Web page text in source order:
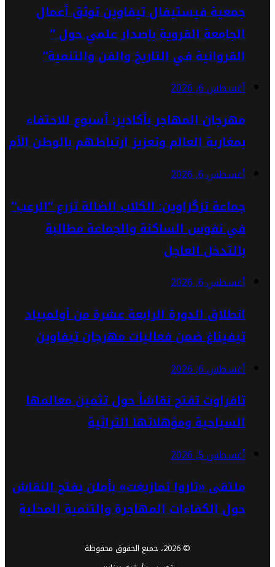
جمعية فيستيفال تيفاوين توثق أعمال
الجامعة القروية بإصدار علمي حول ”
القروانية في التاريخ والفن والتنمية”
أغسطس 6, 2026
مهرجان المهاجر بأكادير: أسبوع للاحتفاء
بمغاربة العالم وتعزيز ارتباطهم بالوطن الأم
أغسطس 6, 2026
جماعة تزگزاوين: الكلاب الضالة تزرع “الرعب”
في نفوس الساكنة والجماعة مطالبة
بالتدخل العاجل
أغسطس 6, 2026
انطلاق الدورة الرابعة عشرة من أولمبياد
تيفيناغ ضمن فعاليات مهرجان تيفاوين
أغسطس 6, 2026
تافراوت تفتح نقاشاً حول تثمين معالمها
السياحية ومؤهلاتها التراثية
أغسطس 5, 2026
ملتقى «تاروا تمازيغت» بأملن يفتح النقاش
حول الكفاءات المهاجرة والتنمية المحلية
© 2026، جميع الحقوق محفوظة